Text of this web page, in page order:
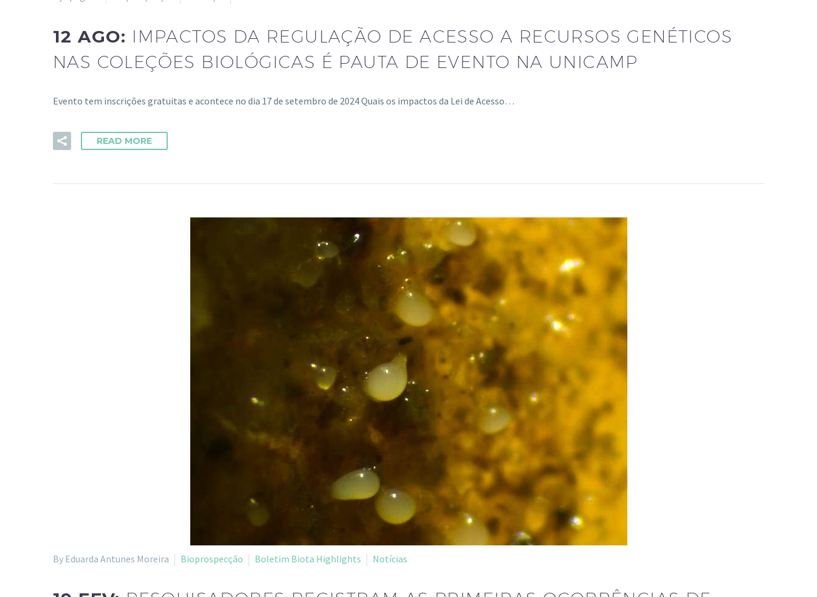
12 AGO: IMPACTOS DA REGULAÇÃO DE ACESSO A RECURSOS GENÉTICOS
NAS COLEÇÕES BIOLÓGICAS É PAUTA DE EVENTO NA UNICAMP
Evento tem inscrições gratuitas e acontece no dia 17 de setembro de 2024 Quais os impactos da Lei de Acesso…
READ MORE
By Eduarda Antunes Moreira Bioprospecção Boletim Biota Highlights Notícias